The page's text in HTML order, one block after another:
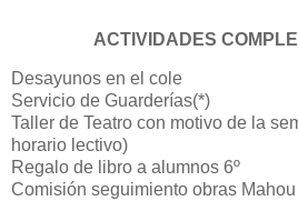
ACTIVIDADES
Desayunos en el cole
Servicio de Guarderías(*)
Taller de Teatro con motivo de la
horario lectivo)
Regalo de libro a alumnos 6º
Comisión seguimiento obras Mahou